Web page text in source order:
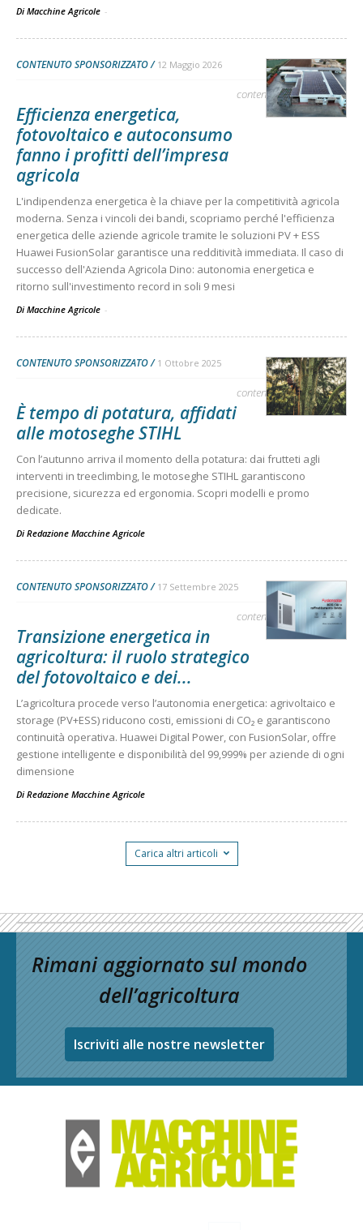
Di Macchine Agricole -
CONTENUTO SPONSORIZZATO 12 Maggio 2026
contenuto sponsorizzato
Efficienza energetica,
fotovoltaico e autoconsumo
fanno i profitti dell’impresa
agricola
L'indipendenza energetica è la chiave per la competitività agricola
moderna. Senza i vincoli dei bandi, scopriamo perché l'efficienza
energetica delle aziende agricole tramite le soluzioni PV + ESS
Huawei FusionSolar garantisce una redditività immediata. Il caso di
successo dell'Azienda Agricola Dino: autonomia energetica e
ritorno sull'investimento record in soli 9 mesi
Di Macchine Agricole -
CONTENUTO SPONSORIZZATO 1 Ottobre 2025
contenuto sponsorizzato
È tempo di potatura, affidati
alle motoseghe STIHL
Con l’autunno arriva il momento della potatura: dai frutteti agli
interventi in treeclimbing, le motoseghe STIHL garantiscono
precisione, sicurezza ed ergonomia. Scopri modelli e promo
dedicate.
Di Redazione Macchine Agricole
CONTENUTO SPONSORIZZATO 17 Settembre 2025
contenuto sponsorizzato
Transizione energetica in
agricoltura: il ruolo strategico
del fotovoltaico e dei...
L’agricoltura procede verso l’autonomia energetica: agrivoltaico e
storage (PV+ESS) riducono costi, emissioni di CO₂ e garantiscono
continuità operativa. Huawei Digital Power, con FusionSolar, offre
gestione intelligente e disponibilità del 99,999% per aziende di ogni
dimensione
Di Redazione Macchine Agricole
Carica altri articoli
Rimani aggiornato sul mondo
dell’agricoltura
Iscriviti alle nostre newsletter